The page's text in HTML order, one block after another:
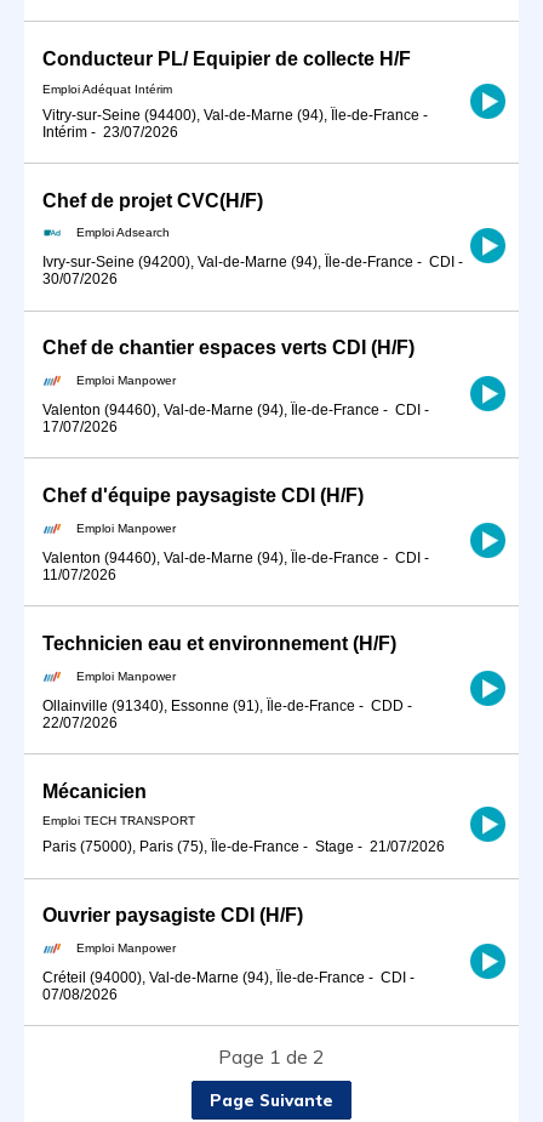
Conducteur PL/ Equipier de collecte H/F
Emploi Adéquat Intérim
Vitry-sur-Seine (94400), Val-de-Marne (94), Île-de-France -
Intérim - 23/07/2026
Chef de projet CVC(H/F)
Emploi Adsearch
Ivry-sur-Seine (94200), Val-de-Marne (94), Île-de-France - CDI -
30/07/2026
Chef de chantier espaces verts CDI (H/F)
Emploi Manpower
Valenton (94460), Val-de-Marne (94), Île-de-France - CDI -
17/07/2026
Chef d'équipe paysagiste CDI (H/F)
Emploi Manpower
Valenton (94460), Val-de-Marne (94), Île-de-France - CDI -
11/07/2026
Technicien eau et environnement (H/F)
Emploi Manpower
Ollainville (91340), Essonne (91), Île-de-France - CDD -
22/07/2026
Mécanicien
Emploi TECH TRANSPORT
Paris (75000), Paris (75), Île-de-France - Stage - 21/07/2026
Ouvrier paysagiste CDI (H/F)
Emploi Manpower
Créteil (94000), Val-de-Marne (94), Île-de-France - CDI -
07/08/2026
Page 1 de 2
Page Suivante